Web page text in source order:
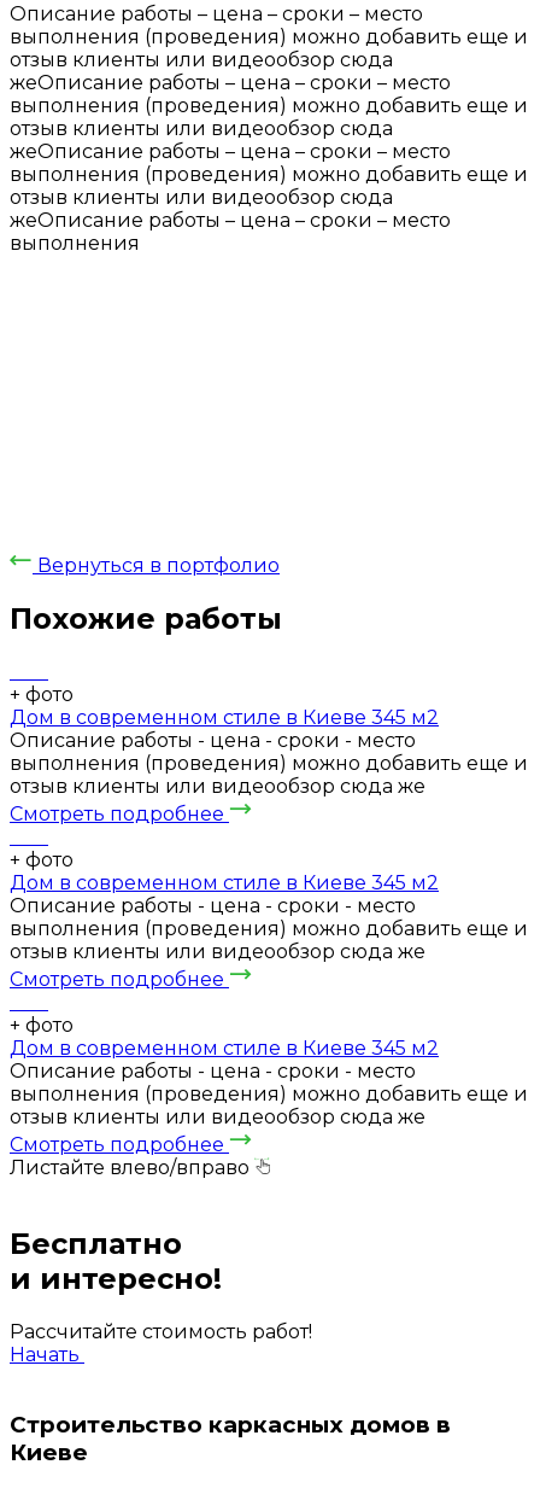
Описание работы – цена – сроки – место
выполнения (проведения) можно добавить еще и
отзыв клиенты или видеообзор сюда
жеОписание работы – цена – сроки – место
выполнения (проведения) можно добавить еще и
отзыв клиенты или видеообзор сюда
жеОписание работы – цена – сроки – место
выполнения (проведения) можно добавить еще и
отзыв клиенты или видеообзор сюда
жеОписание работы – цена – сроки – место
выполнения
Вернуться в портфолио
Похожие работы
+ фото
Дом в современном стиле в Киеве 345 м2
Описание работы - цена - сроки - место
выполнения (проведения) можно добавить еще и
отзыв клиенты или видеообзор сюда же
Смотреть подробнее
+ фото
Дом в современном стиле в Киеве 345 м2
Описание работы - цена - сроки - место
выполнения (проведения) можно добавить еще и
отзыв клиенты или видеообзор сюда же
Смотреть подробнее
+ фото
Дом в современном стиле в Киеве 345 м2
Описание работы - цена - сроки - место
выполнения (проведения) можно добавить еще и
отзыв клиенты или видеообзор сюда же
Смотреть подробнее
Листайте влево/вправо
Бесплатно
и интересно!
Рассчитайте стоимость работ!
Начать
Строительство каркасных домов в
Киеве